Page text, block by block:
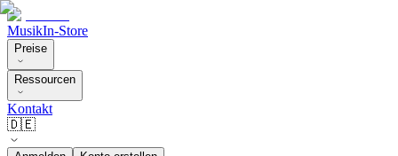
MusikIn-Store
Preise
Ressourcen
Kontakt
🇩🇪